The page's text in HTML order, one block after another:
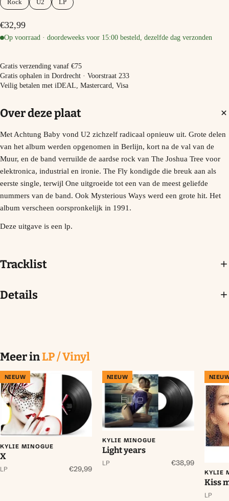
Rock U2 LP
€32,99
Op voorraad · doordeweeks voor 15:00 besteld, dezelfde dag verzonden
− +
Gratis verzending vanaf €75
Gratis ophalen in Dordrecht · Voorstraat 233
Veilig betalen met iDEAL, Mastercard, Visa
Over deze plaat
Met Achtung Baby vond U2 zichzelf radicaal opnieuw uit. Grote delen
van het album werden opgenomen in Berlijn, kort na de val van de
Muur, en de band verruilde de aardse rock van The Joshua Tree voor
elektronica, industrial en ironie. The Fly kondigde die breuk aan als
eerste single, terwijl One uitgroeide tot een van de meest geliefde
nummers van de band. Ook Mysterious Ways werd een grote hit. Het
album verscheen oorspronkelijk in 1991.
Deze uitgave is een lp.
Tracklist
Details
Meer inLP / Vinyl
NIEUW
KYLIE MINOGUE
X
LP €29,99
NIEUW
KYLIE MINOGUE
Light years
LP €38,99
KYLIE
Kiss
LP